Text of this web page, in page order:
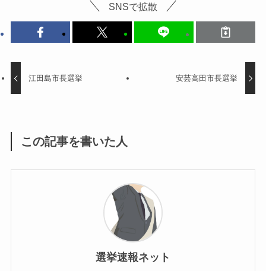
SNSで拡散
江田島市長選挙 安芸高田市長選挙
この記事を書いた人
選挙速報ネット